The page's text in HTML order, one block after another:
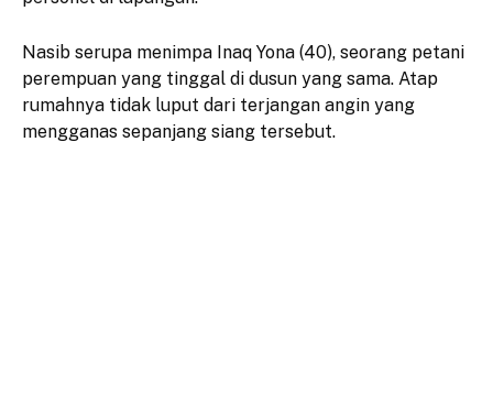
​Nasib serupa menimpa Inaq Yona (40), seorang petani
perempuan yang tinggal di dusun yang sama. Atap
rumahnya tidak luput dari terjangan angin yang
mengganas sepanjang siang tersebut.